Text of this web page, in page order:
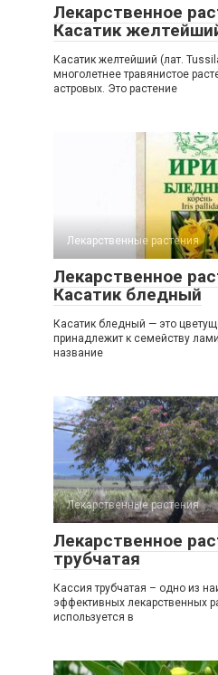
Лекарственное
Касатик
Касатик желтейший (лат.
многолетнее травянистое
астровых. Это растение
Лекарственные растения
Лекарственное
Касатик бледный
Касатик бледный — это
принадлежит к семейству
название
Лекарственные растения
Лекарственное
трубчатая
Кассия трубчатая – одно из
эффективных лекарственных
используется в